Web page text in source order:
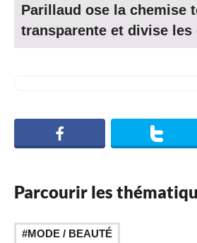
Parillaud ose la chemise
transparente et divise les
Parcourir les
MODE / BEAUTÉ